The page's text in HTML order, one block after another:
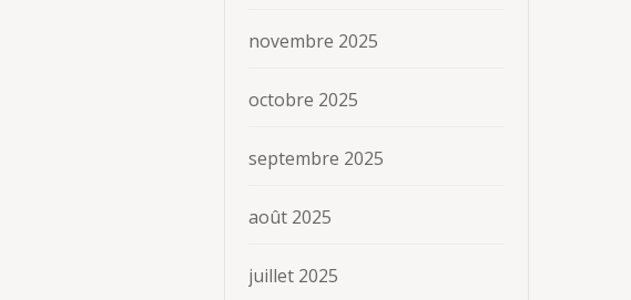
novembre 2025
octobre 2025
septembre 2025
août 2025
juillet 2025